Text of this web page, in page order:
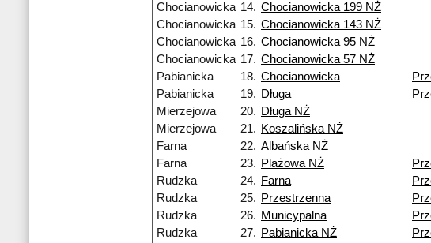
Chocianowicka 14. Chocianowicka 199 NŻ
Chocianowicka 15. Chocianowicka 143 NŻ
Chocianowicka 16. Chocianowicka 95 NŻ
Chocianowicka 17. Chocianowicka 57 NŻ
Pabianicka
18. Chocianowicka
Pabianicka
19. Długa
Mierzejowa
20. Długa NŻ
Mierzejowa
21. Koszalińska NŻ
Farna
22. Albańska NŻ
Farna
23. Plażowa NŻ
Rudzka
24. Farna
Rudzka
25. Przestrzenna
Rudzka
26. Municypalna
Rudzka
27. Pabianicka NŻ